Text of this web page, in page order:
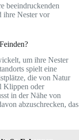
beeindruckenden
ihre Nester vor
um ihre Nester
spielt eine
die von Natur
Klippen oder
in der Nähe von
abzuschrecken, das